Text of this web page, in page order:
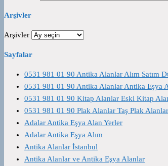
Arşivler
Arşivler
Sayfalar
0531 981 01 90 Antika Alanlar Alım Satım
0531 981 01 90 Antika Alanlar Antika Eşya
0531 981 01 90 Kitap Alanlar Eski Kitap
0531 981 01 90 Plak Alanlar Taş Plak Alanlar
Adalar Antika Eşya Alan Yerler
Adalar Antika Eşya Alım
Antika Alanlar İstanbul
Antika Alanlar ve Antika Eşya Alanlar